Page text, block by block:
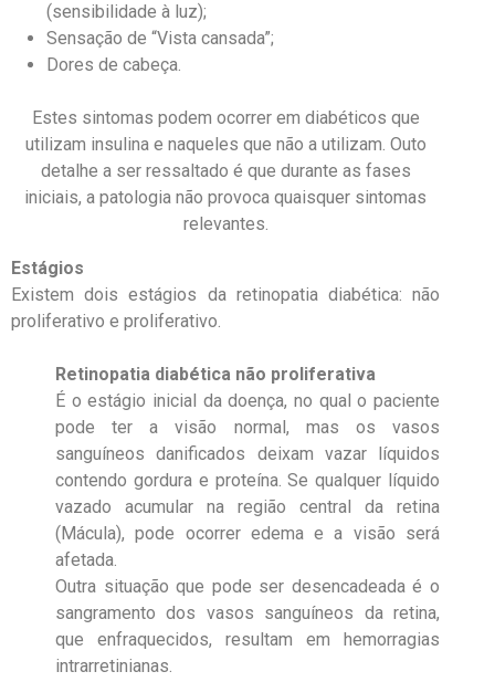
(sensibilidade à luz);
Sensação de “Vista cansada”;
Dores de cabeça.
Estes sintomas podem ocorrer em diabéticos que
utilizam insulina e naqueles que não a utilizam. Outo
detalhe a ser ressaltado é que durante as fases
iniciais, a patologia não provoca quaisquer sintomas
relevantes.
Estágios
Existem dois estágios da retinopatia diabética: não
proliferativo e proliferativo.
Retinopatia diabética não proliferativa
É o estágio inicial da doença, no qual o paciente
pode ter a visão normal, mas os vasos
sanguíneos danificados deixam vazar líquidos
contendo gordura e proteína. Se qualquer líquido
vazado acumular na região central da retina
(Mácula), pode ocorrer edema e a visão será
afetada.
Outra situação que pode ser desencadeada é o
sangramento dos vasos sanguíneos da retina,
que enfraquecidos, resultam em hemorragias
intrarretinianas.